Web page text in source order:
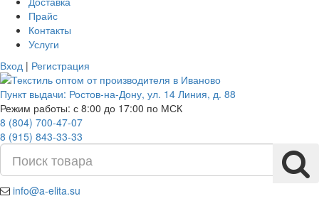
Прайс
Контакты
Услуги
Вход | Регистрация
Пункт выдачи: Ростов-на-Дону, ул. 14 Линия, д. 88
Режим работы: с 8:00 до 17:00 по МСК
8 (804) 700-47-07
8 (915) 843-33-33
info@a-elita.su